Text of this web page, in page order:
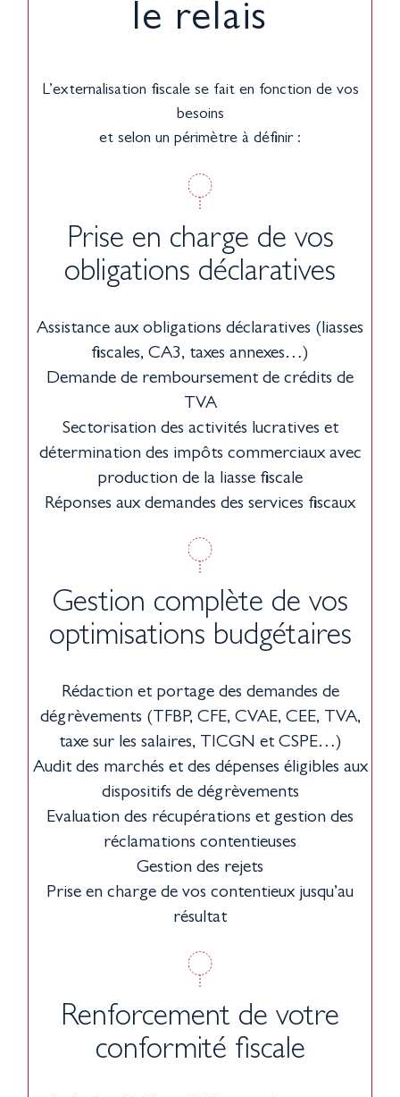
le relais
L’externalisation fiscale se fait en fonction de vos
besoins
et selon un périmètre à définir :
Prise en charge de vos
obligations déclaratives
Assistance aux obligations déclaratives (liasses
fiscales, CA3, taxes annexes…)
Demande de remboursement de crédits de
TVA
Sectorisation des activités lucratives et
détermination des impôts commerciaux avec
production de la liasse fiscale
Réponses aux demandes des services fiscaux
Gestion complète de vos
optimisations budgétaires
Rédaction et portage des demandes de
dégrèvements (TFBP, CFE, CVAE, CEE, TVA,
taxe sur les salaires, TICGN et CSPE…)
Audit des marchés et des dépenses éligibles aux
dispositifs de dégrèvements
Evaluation des récupérations et gestion des
réclamations contentieuses
Gestion des rejets
Prise en charge de vos contentieux jusqu’au
résultat
Renforcement de votre
conformité fiscale